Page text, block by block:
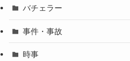
バチェラー
事件・事故
時事